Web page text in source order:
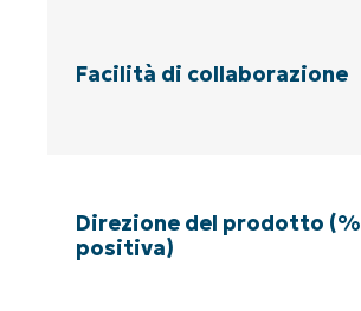
Facilità di collaborazione
Direzione del prodotto (%
positiva)